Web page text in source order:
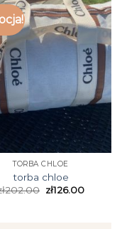
TORBA CHLOE
torba chloe
202.00 zł126.00